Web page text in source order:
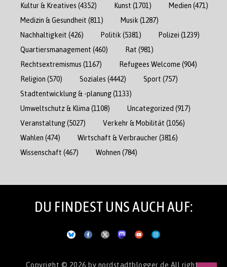
Kultur & Kreatives (4352) Kunst (1701) Medien (471)
Medizin & Gesundheit (811) Musik (1287)
Nachhaltigkeit (426) Politik (5381) Polizei (1239)
Quartiersmanagement (460) Rat (981)
Rechtsextremismus (1167) Refugees Welcome (904)
Religion (570) Soziales (4442) Sport (757)
Stadtentwicklung & -planung(1133)
Umweltschutz & Klima (1108) Uncategorized (917)
Veranstaltung(5027) Verkehr & Mobilität (1056)
Wahlen (474) Wirtschaft & Verbraucher(3816)
Wissenschaft (467) Wohnen (784)
DU FINDEST UNS AUCH AUF:
Copyright © 2026 by nordstadtblogger.de All rights